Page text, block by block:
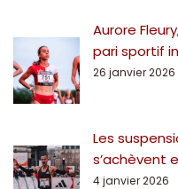
Aurore
pari sportif
26 janvier 2026
Les
s’achèvent
4 janvier 2026